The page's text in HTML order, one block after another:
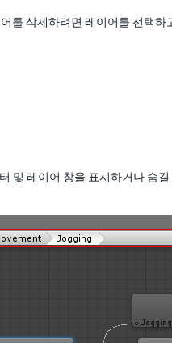
를 삭제하려면 레이어를 선택하
및 레이어 창을 표시하거나 숨